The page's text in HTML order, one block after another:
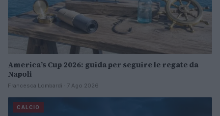
America’s Cup 2026: guida per seguire le regate da
Napoli
Francesca Lombardi · 7 Ago 2026
CALCIO